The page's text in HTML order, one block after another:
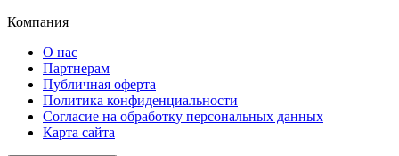
Компания
О нас
Партнерам
Публичная оферта
Политика конфиденциальности
Согласие на обработку персональных данных
Карта сайта